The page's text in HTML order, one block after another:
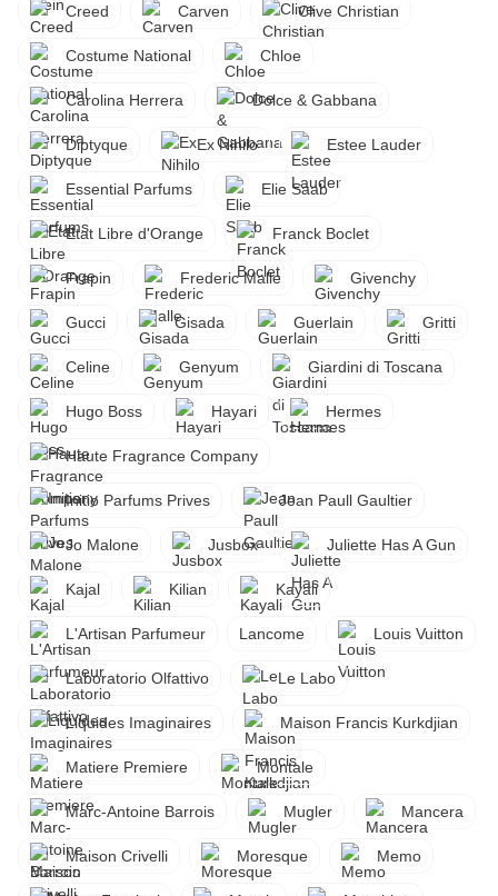
Creed Carven Clive Christian
Costume National Chloe
Carolina Herrera Dolce & Gabbana
Diptyque Ex Nihilo Estee Lauder
Essential Parfums Elie Saab
Etat Libre d'Orange Franck Boclet
Frapin Frederic Malle Givenchy
Gucci Gisada Guerlain Gritti
Celine Genyum Giardini di Toscana
Hugo Boss Hayari Hermes
Haute Fragrance Company
Initio Parfums Prives Jean Paull Gaultier
Jo Malone Jusbox Juliette Has A Gun
Kajal Kilian Kayali
L'Artisan Parfumeur Lancome Louis Vuitton
Laboratorio Olfattivo Le Labo
Liquides Imaginaires Maison Francis Kurkdjian
Matiere Premiere Montale
Marc-Antoine Barrois Mugler Mancera
Maison Crivelli Moresque Memo